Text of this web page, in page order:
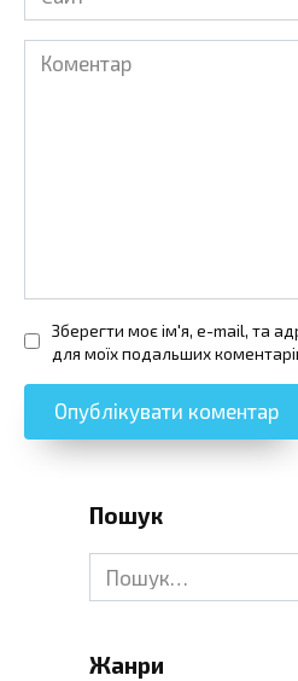
Коментар
Зберегти моє ім'я, e-mail, та
для моїх подальших
Пошук
Search
for:
Жанри